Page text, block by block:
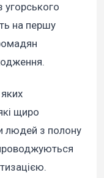
угорського
на першу
щиро
людей з полону